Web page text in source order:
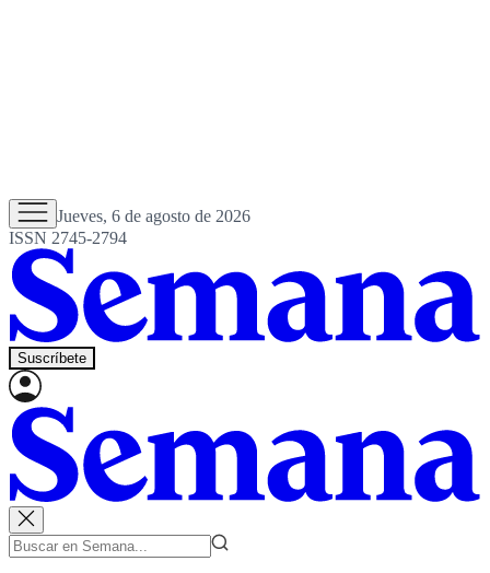
Jueves, 6 de agosto de 2026
ISSN 2745-2794
Suscríbete